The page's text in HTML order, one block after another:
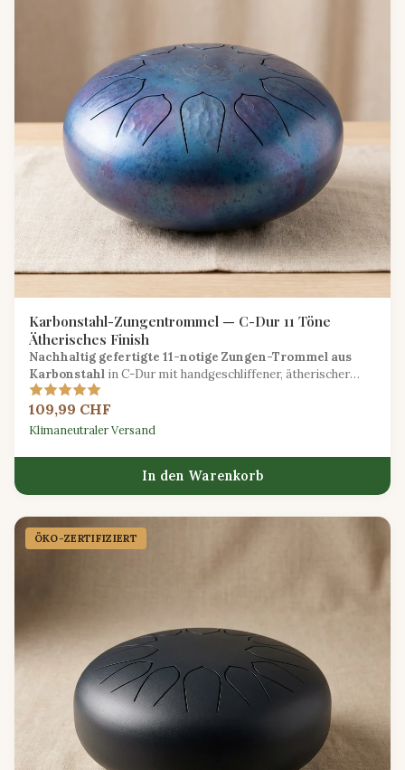
Karbonstahl-Zungentrommel — C-Dur 11 Töne
Ätherisches Finish
Nachhaltig gefertigte 11-notige Zungen-Trommel aus
Karbonstahl in C-Dur mit handgeschliffener, ätherischer
Oberfläche, perfekt für Meditation und Klangheilung.
109,99 CHF
Klimaneutraler Versand
In den Warenkorb
ÖKO-ZERTIFIZIERT